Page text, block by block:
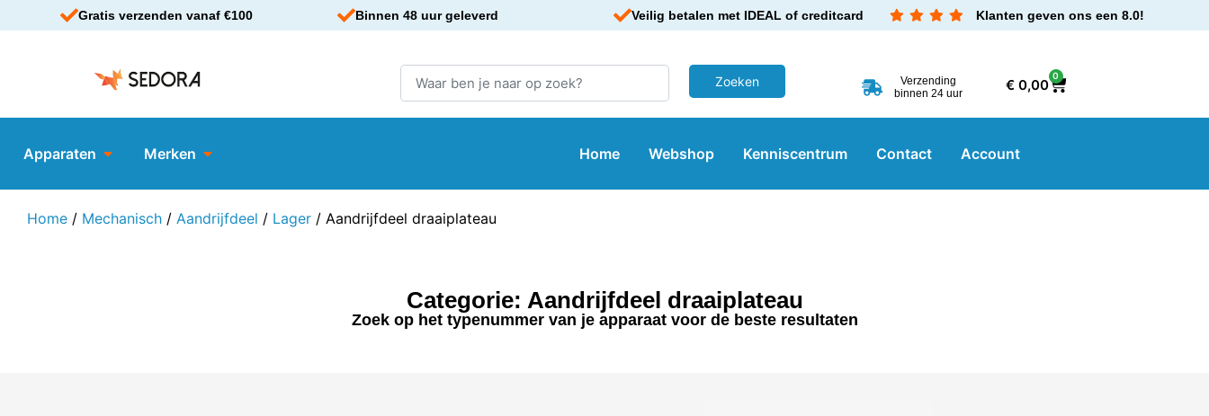
Gratis verzenden vanaf €100 Binnen 48 uur geleverd Veilig betalen met IDEAL of creditcard Klanten geven ons een 8.0!
Verzending
binnen 24 uur
€0,00
0
Apparaten Merken Home Webshop Kenniscentrum Contact Account
Home / Mechanisch / Aandrijfdeel / Lager / Aandrijfdeel draaiplateau
Categorie: Aandrijfdeel draaiplateau
Zoek op het typenummer van je apparaat voor de beste resultaten